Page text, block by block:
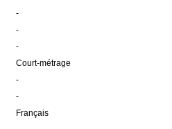
-
-
-
Court-métrage
-
-
Français